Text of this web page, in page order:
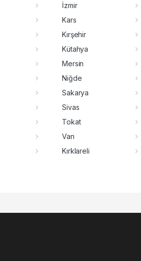
İzmir
Kars
Kırşehir
Kütahya
Mersin
Niğde
Sakarya
Sivas
Tokat
Van
Kırklareli